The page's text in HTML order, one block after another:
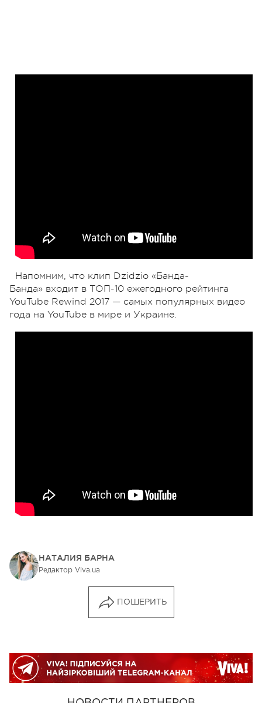
Напомним, что клип Dzidzio «Банда-
Банда» входит в ТОП-10 ежегодного рейтинга
YouTube Rewind 2017 — самых популярных видео
года на YouTube в мире и Украине.
НАТАЛИЯ БАРНА
Редактор Viva.ua
ПОШЕРИТЬ